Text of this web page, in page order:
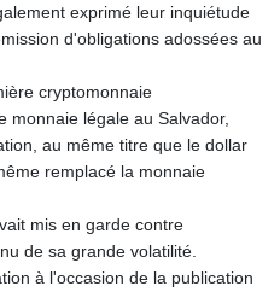
30.951928
7.535817
364.606998
20526.507465
3.461279
0.856331
1512.727812
exprimé leur inquiétude
d'obligations adossées au
cryptomonnaie
monnaie légale au Salvador,
au même titre que le dollar
remplacé la monnaie
mis en garde contre
de sa grande volatilité.
à l'occasion de la publication